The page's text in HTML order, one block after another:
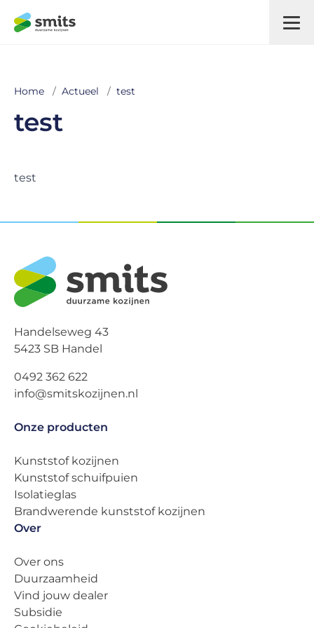
Home / Actueel / test
test
test
Handelseweg 43
5423 SB Handel
0492 362 622
info@smitskozijnen.nl
Onze producten
Kunststof kozijnen
Kunststof schuifpuien
Isolatieglas
Brandwerende kunststof kozijnen
Over
Over ons
Duurzaamheid
Vind jouw dealer
Subsidie